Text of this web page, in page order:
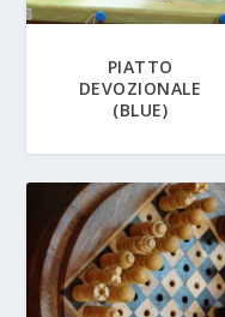
PIATTO
DEVOZIONALE
(BLUE)